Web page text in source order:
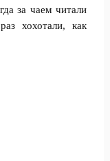
за чаем читали
хохотали, как